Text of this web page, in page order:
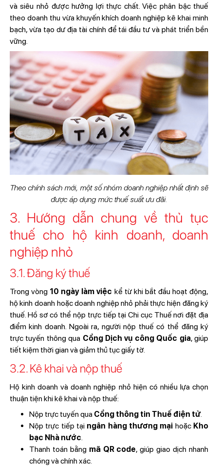
và siêu nhỏ được hưởng lợi thực chất. Việc phân bậc thuế
theo doanh thu vừa khuyến khích doanh nghiệp kê khai minh
bạch, vừa tạo dư địa tài chính để tái đầu tư và phát triển bền
vững.
Theo chính sách mới, một số nhóm doanh nghiệp nhất định sẽ
được áp dụng mức thuế suất ưu đãi.
3. Hướng dẫn chung về thủ tục
thuế cho hộ kinh doanh, doanh
nghiệp nhỏ
3.1. Đăng ký thuế
Trong vòng 10 ngày làm việc kể từ khi bắt đầu hoạt động,
hộ kinh doanh hoặc doanh nghiệp nhỏ phải thực hiện đăng ký
thuế. Hồ sơ có thể nộp trực tiếp tại Chi cục Thuế nơi đặt địa
điểm kinh doanh. Ngoài ra, người nộp thuế có thể đăng ký
trực tuyến thông qua Cổng Dịch vụ công Quốc gia, giúp
tiết kiệm thời gian và giảm thủ tục giấy tờ.
3.2. Kê khai và nộp thuế
Hộ kinh doanh và doanh nghiệp nhỏ hiện có nhiều lựa chọn
thuận tiện khi kê khai và nộp thuế:
Nộp trực tuyến qua Cổng thông tin Thuế điện tử.
Nộp trực tiếp tại ngân hàng thương mại hoặc Kho
bạc Nhà nước
Thanh toán bằng mã QR code, giúp giao dịch nhanh
chóng và chính xác.